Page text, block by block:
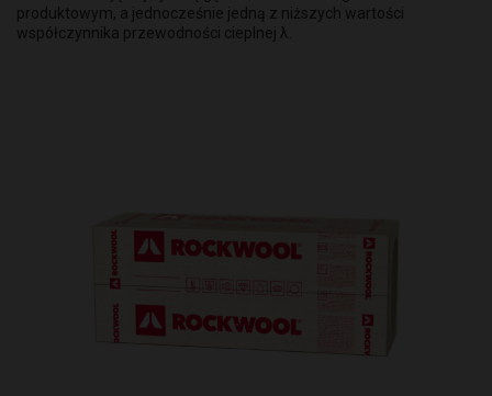
produktowym, a jednocześnie jedną z niższych wartości
współczynnika przewodności cieplnej λ.